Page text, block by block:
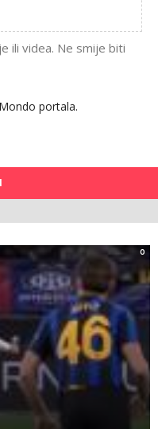
ili videa. Ne smije biti
Mondo portala.
0